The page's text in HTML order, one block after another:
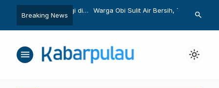
Breaking News
Warga Obi Sulit Air Bersih, Tagih
Daya
Dibatasi
search
menu light_mode